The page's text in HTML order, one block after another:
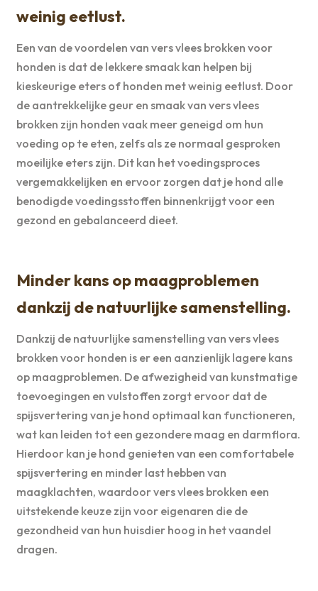
weinig eetlust.
Een van de voordelen van vers vlees brokken voor
honden is dat de lekkere smaak kan helpen bij
kieskeurige eters of honden met weinig eetlust. Door
de aantrekkelijke geur en smaak van vers vlees
brokken zijn honden vaak meer geneigd om hun
voeding op te eten, zelfs als ze normaal gesproken
moeilijke eters zijn. Dit kan het voedingsproces
vergemakkelijken en ervoor zorgen dat je hond alle
benodigde voedingsstoffen binnenkrijgt voor een
gezond en gebalanceerd dieet.
Minder kans op maagproblemen
dankzij de natuurlijke samenstelling.
Dankzij de natuurlijke samenstelling van vers vlees
brokken voor honden is er een aanzienlijk lagere kans
op maagproblemen. De afwezigheid van kunstmatige
toevoegingen en vulstoffen zorgt ervoor dat de
spijsvertering van je hond optimaal kan functioneren,
wat kan leiden tot een gezondere maag en darmflora.
Hierdoor kan je hond genieten van een comfortabele
spijsvertering en minder last hebben van
maagklachten, waardoor vers vlees brokken een
uitstekende keuze zijn voor eigenaren die de
gezondheid van hun huisdier hoog in het vaandel
dragen.